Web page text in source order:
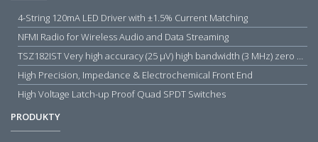
4-String 120mA LED Driver with ±1.5% Current Matching
NFMI Radio for Wireless Audio and Data Streaming
TSZ182IST Very high accuracy (25 µV) high bandwidth (3 MHz) zero drift 5 V operational amplifiers
High Precision, Impedance & Electrochemical Front End
High Voltage Latch-up Proof Quad SPDT Switches
PRODUKTY